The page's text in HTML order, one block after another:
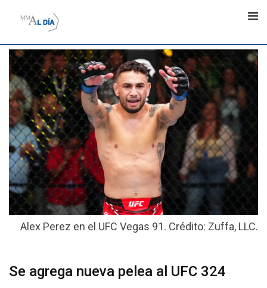
Alex Perez en el UFC Vegas 91. Crédito: Zuffa, LLC.
Se agrega nueva pelea al UFC 324